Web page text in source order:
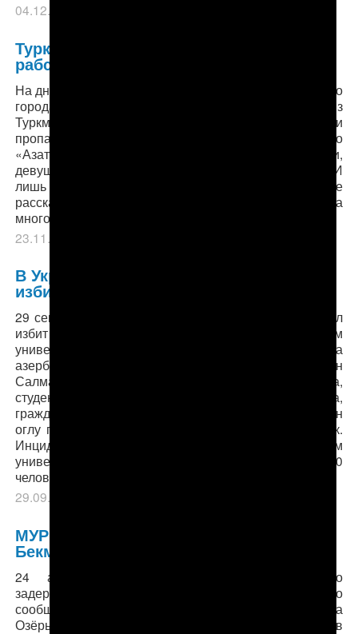
04.12.2016
Туркменки вызволены из сексуального
рабства полицией Стамбула
На днях стало известно, что полицейские крупнейшего
города Турции нашли двух молодых девушек из
Туркменистана, выехавших в Турцию на заработки и
пропавших там год назад. Как сообщает радио
«Азатлык» со ссылкой на турецкие источники,
девушки из Туркменистана, обозначенные в СМИ
лишь инициалами, приехали в Стамбул после
рассказа одноклассницы о том, как та зарабатывала
много денег,…
23.11.2016
В Украине пьяные туркмены жестоко
избили студента из Азербайджана
29 сентября, Vesti.az В украинском городе Сумы был
избит азербайджанец, обучающийся в местном
университете. Председатель конгресса
азербайджанцев Сумской области Мехрибан
Салманова заявила АПА, что уроженец Кюрдамира,
студент 3-го курса Сумского аграрного института,
гражданин Азербайджана Гулиев Турал Хатамхан
оглу подвергся нападению группы из 15-20 человек.
Инцидент произошел перед общежитием
университета. Группа подвыпивших туркмен из 15-20
человек…
29.09.2016
МУР обезвредил банду Батыра
Бекмуратова
24 августа московские сыщики объявили о
задержании 46-летнего Батыра Бекмурадова и его
сообщников, в том числе жителей городского округа
Озёры Московской области, которые, действуя в